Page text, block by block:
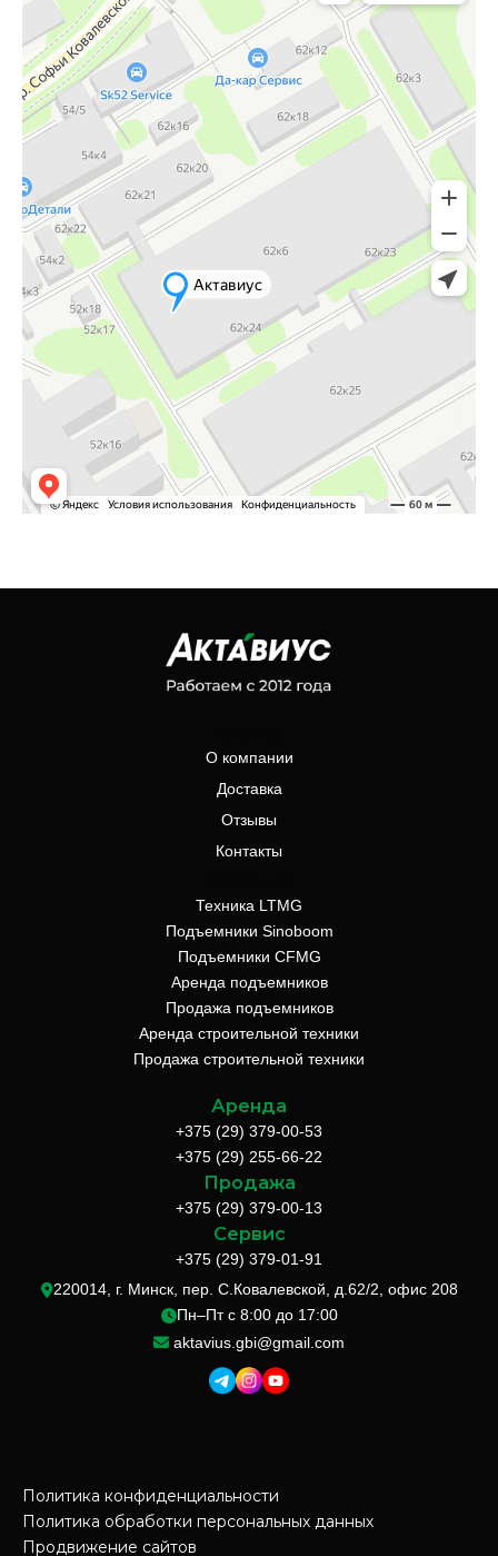
О компании
Доставка
Отзывы
Контакты
Техника LTMG
Подъемники Sinoboom
Подъемники CFMG
Аренда подъемников
Продажа подъемников
Аренда строительной техники
Продажа строительной техники
Аренда
+375 (29) 379-00-53
+375 (29) 255-66-22
Продажа
+375 (29) 379-00-13
Сервис
+375 (29) 379-01-91
220014, г. Минск, пер. С.Ковалевской, д.62/2, офис 208
Пн–Пт с 8:00 до 17:00
aktavius.gbi@gmail.com
Политика конфиденциальности
Политика обработки персональных данных
Продвижение сайтов